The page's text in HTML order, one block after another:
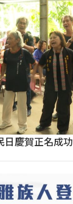
日慶賀正名成功